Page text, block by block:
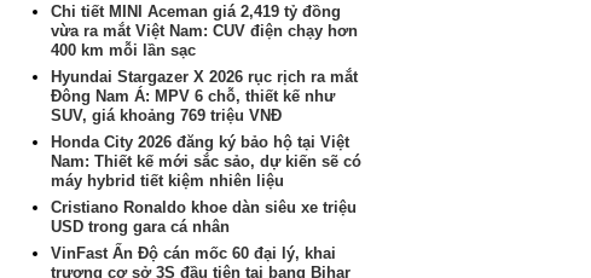
Chi tiết MINI Aceman giá 2,419 tỷ đồng
vừa ra mắt Việt Nam: CUV điện chạy hơn
400 km mỗi lần sạc
Hyundai Stargazer X 2026 rục rịch ra mắt
Đông Nam Á: MPV 6 chỗ, thiết kế như
SUV, giá khoảng 769 triệu VNĐ
Honda City 2026 đăng ký bảo hộ tại Việt
Nam: Thiết kế mới sắc sảo, dự kiến sẽ có
máy hybrid tiết kiệm nhiên liệu
Cristiano Ronaldo khoe dàn siêu xe triệu
USD trong gara cá nhân
VinFast Ấn Độ cán mốc 60 đại lý, khai
trương cơ sở 3S đầu tiên tại bang Bihar